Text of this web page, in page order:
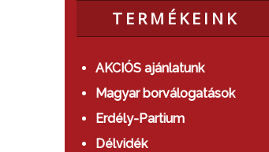
TERMÉKEINK
AKCIÓS ajánlatunk
Magyar borválogatások
Erdély-Partium
Délvidék